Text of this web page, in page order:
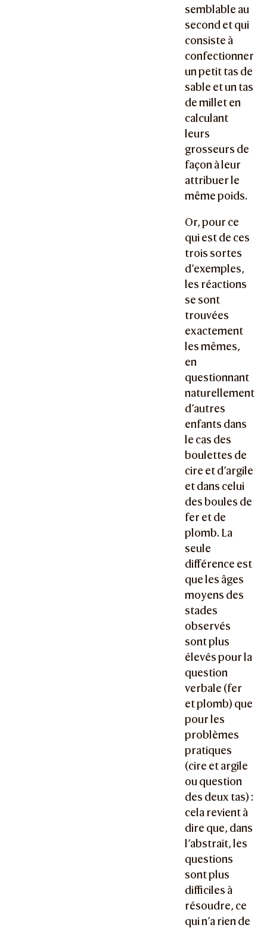
semblable au
second et qui
consiste à
confectionner
un petit tas de
sable et un tas
de millet en
calculant
leurs
grosseurs de
façon à leur
attribuer le
même poids.
Or, pour ce
qui est de ces
trois sortes
d’exemples,
les réactions
se sont
trouvées
exactement
les mêmes,
en
questionnant
naturellement
d’autres
enfants dans
le cas des
boulettes de
cire et d’argile
et dans celui
des boules de
fer et de
plomb. La
seule
différence est
que les âges
moyens des
stades
observés
sont plus
élevés pour la
question
verbale (fer
et plomb) que
pour les
problèmes
pratiques
(cire et argile
ou question
des deux tas) :
cela revient à
dire que, dans
l’abstrait, les
questions
sont plus
difficiles à
résoudre, ce
qui n’a rien de